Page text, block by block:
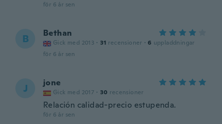
för 6 år sen
B Bethan
Gick med 2013 · 31 recensioner · 6 uppladdningar
för 6 år sen
J jone
Gick med 2017 · 30 recensioner
Relación calidad-precio estupenda.
för 6 år sen